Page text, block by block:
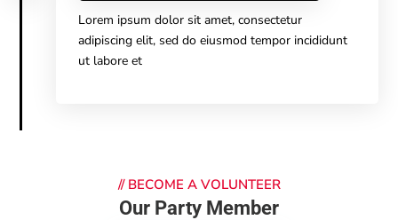
Lorem ipsum dolor sit amet, consectetur
adipiscing elit, sed do eiusmod tempor incididunt
ut labore et
// BECOME A VOLUNTEER
Our Party Member